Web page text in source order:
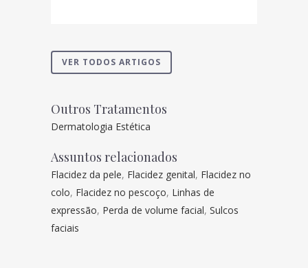
VER TODOS ARTIGOS
Outros Tratamentos
Dermatologia Estética
Assuntos relacionados
Flacidez da pele, Flacidez genital, Flacidez no
colo, Flacidez no pescoço, Linhas de
expressão, Perda de volume facial, Sulcos
faciais